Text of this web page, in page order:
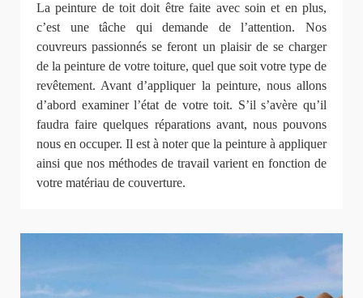
La peinture de toit doit être faite avec soin et en plus,
c’est une tâche qui demande de l’attention. Nos
couvreurs passionnés se feront un plaisir de se charger
de la peinture de votre toiture, quel que soit votre type de
revêtement. Avant d’appliquer la peinture, nous allons
d’abord examiner l’état de votre toit. S’il s’avère qu’il
faudra faire quelques réparations avant, nous pouvons
nous en occuper. Il est à noter que la peinture à appliquer
ainsi que nos méthodes de travail varient en fonction de
votre matériau de couverture.